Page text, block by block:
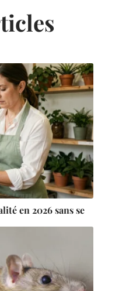
en 2026 sans se